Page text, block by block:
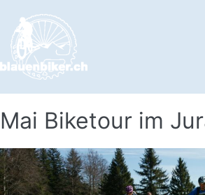
content
Mai Biketour im